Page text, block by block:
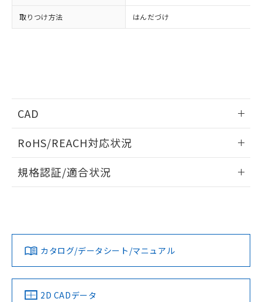
取りつけ方法 はんだづけ
CAD
ドすることができます。
ログイン/会員登録
ダウンロードデータをご利用いただく前に、以下を必ずお読
みください。
ソフトウェアの使用条件
RoHS/REACH対応状況
EU RoHS 注意事項・凡例
対応済み
中国 RoHS 注意事項・凡例
規格認証/適合状況
カタログ/データシート/マニュアル
2D CADデータ
登録された部品リストについて、当社
の共同利用に関して"
の「1.共同利
※3 非含有証明書ダウンロード
ものではありません。
また、RoHS指令のフタル酸エステル類４
荷製品に未対応品が混在することから備考
欄に対応日を記載しておりました。
既に当社にて対応品への在庫切替を完了